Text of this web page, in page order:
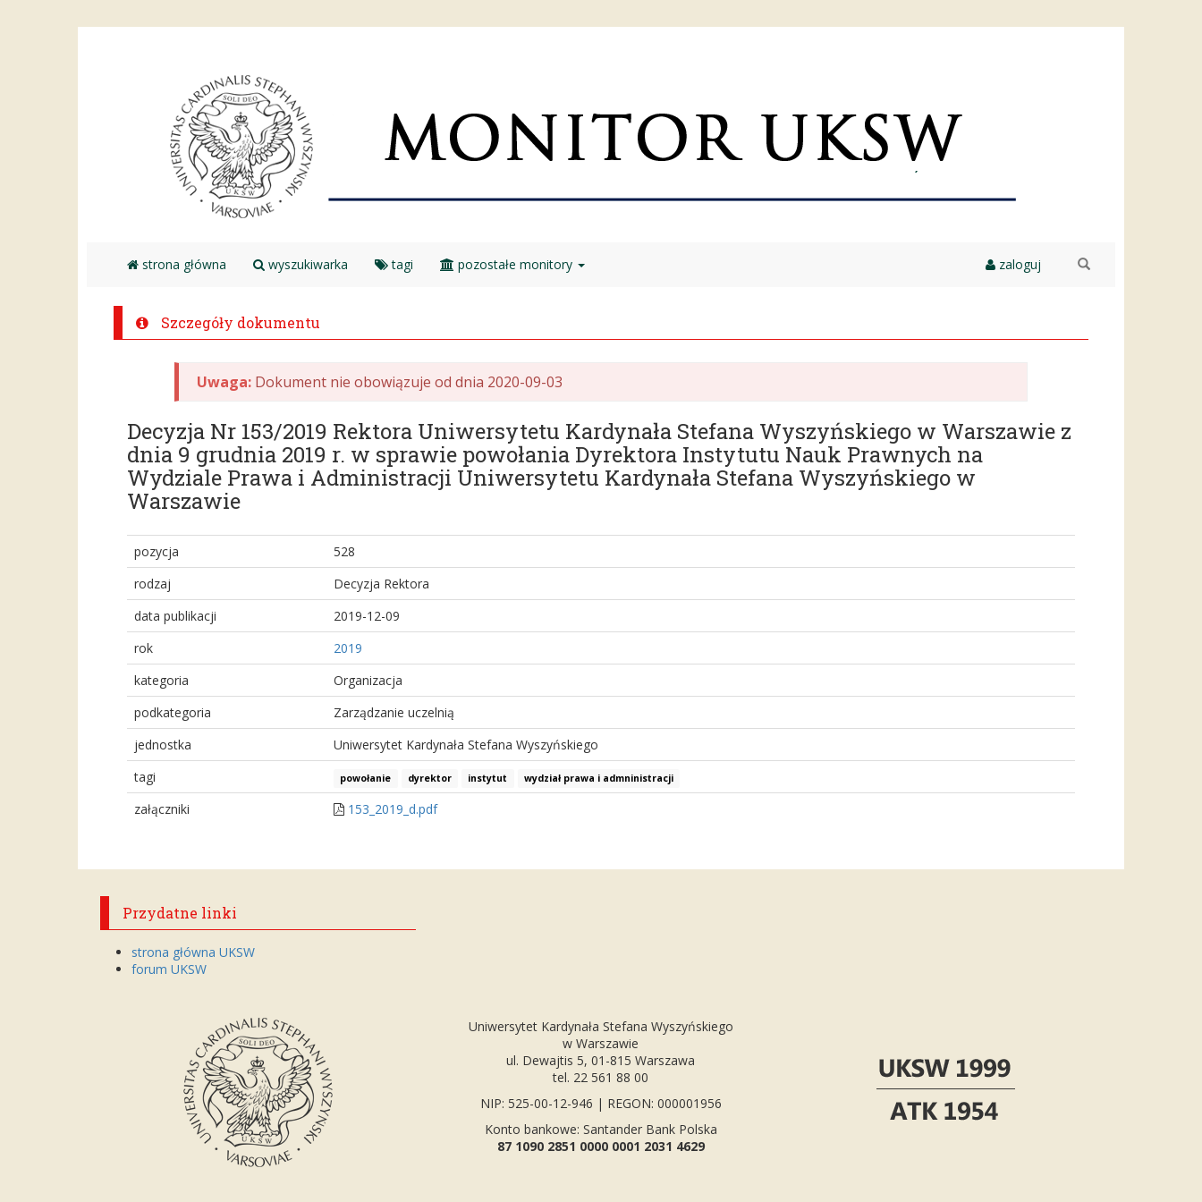
strona główna wyszukiwarka tagi pozostałe monitory zaloguj
Szczegóły dokumentu
Uwaga: Dokument nie obowiązuje od dnia 2020-09-03
Decyzja Nr 153/2019 Rektora Uniwersytetu Kardynała Stefana Wyszyńskiego w Warszawie z
dnia 9 grudnia 2019 r. w sprawie powołania Dyrektora Instytutu Nauk Prawnych na
Wydziale Prawa i Administracji Uniwersytetu Kardynała Stefana Wyszyńskiego w
Warszawie
pozycja
528
rodzaj
Decyzja Rektora
data publikacji
2019-12-09
rok
2019
kategoria
Organizacja
podkategoria
Zarządzanie uczelnią
jednostka
Uniwersytet Kardynała Stefana Wyszyńskiego
tagi
powołanie dyrektor instytut wydział prawa i admninistracji
załączniki 153_2019_d.pdf
Przydatne linki
strona główna UKSW
forum UKSW
Uniwersytet Kardynała Stefana Wyszyńskiego
w Warszawie
ul. Dewajtis 5, 01-815 Warszawa
tel. 22 561 88 00
NIP: 525-00-12-946 | REGON: 000001956
Konto bankowe: Santander Bank Polska
87 1090 2851 0000 0001 2031 4629